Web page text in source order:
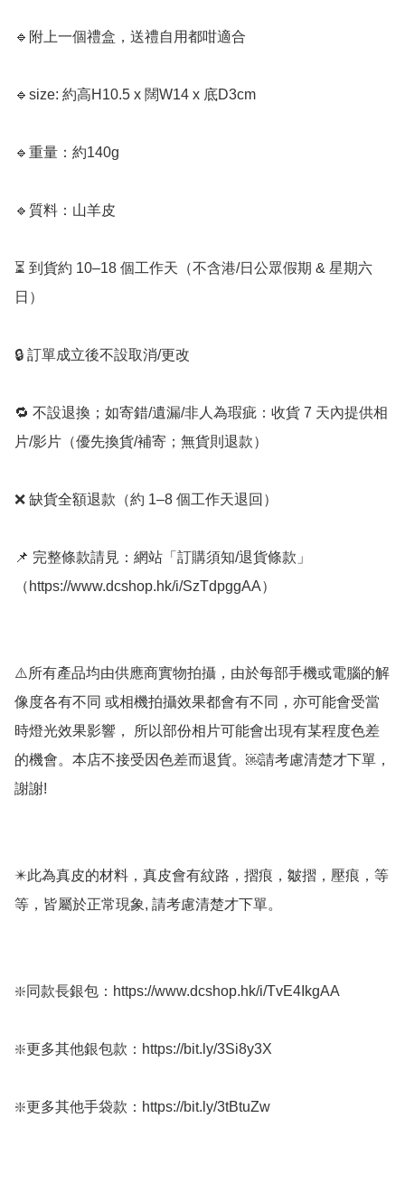
🔹附上一個禮盒，送禮自用都咁適合
🔹size: 約高H10.5 x 闊W14 x 底D3cm
🔹重量：約140g
🔹質料：山羊皮
⏳ 到貨約 10–18 個工作天（不含港/日公眾假期 & 星期六
日）
🔒 訂單成立後不設取消/更改
🔁 不設退換；如寄錯/遺漏/非人為瑕疵：收貨 7 天內提供相
片/影片（優先換貨/補寄；無貨則退款）
❌ 缺貨全額退款（約 1–8 個工作天退回）
📌 完整條款請見：網站「訂購須知/退貨條款」
（https://www.dcshop.hk/i/SzTdpggAA）
⚠️所有產品均由供應商實物拍攝，由於每部手機或電腦的解
像度各有不同 或相機拍攝效果都會有不同，亦可能會受當
時燈光效果影響， 所以部份相片可能會出現有某程度色差
的機會。本店不接受因色差而退貨。￼請考慮清楚才下單，
謝謝!
✴️此為真皮的材料，真皮會有紋路，摺痕，皺摺，壓痕，等
等，皆屬於正常現象, 請考慮清楚才下單。
❇️同款長銀包：https://www.dcshop.hk/i/TvE4IkgAA
❇️更多其他銀包款：https://bit.ly/3Si8y3X
❇️更多其他手袋款：https://bit.ly/3tBtuZw